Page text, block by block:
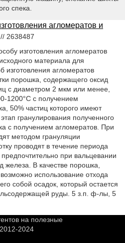
спека.
агломератов и
// 2638487
изготовления агломератов
материала для
изготовления агломератов
порошка, содержащего оксид
с диаметром 2 мкм или менее,
1200°C с получением
50% частиц которого имеют
гранулирования полученного
с получением агломератов. При
методом грануляции
проводят в течение периода
при вальцевании
В качестве порошка,
использование отхода
собой осадок, который остается
руды. 5 з.п. ф-лы, 5
на полезные
2024